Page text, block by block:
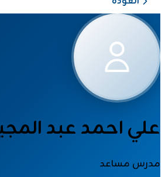
علي احمد عبد
مدرس مساعد